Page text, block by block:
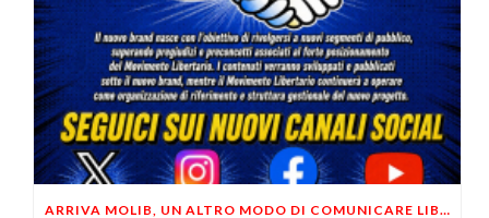
ARRIVA MOLIB, UN ALTRO MODO DI COMUNICARE LIBERTARIO